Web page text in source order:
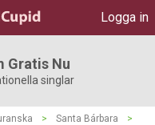
Logga in
Gratis Nu
singlar
> Santa Bárbara
>